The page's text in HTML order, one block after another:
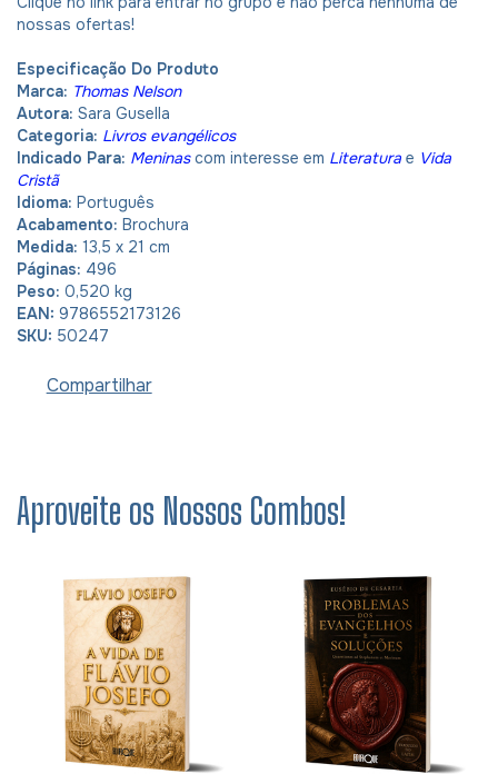
nossas ofertas!
Especificação Do Produto
Marca: Thomas Nelson
Autora: Sara Gusella
Categoria: Livros evangélicos
Indicado Para: Meninascom interesse em Literatura e Vida
Cristã
Idioma: Português
Acabamento: Brochura
Medida: 13,5 x 21 cm
Páginas: 496
Peso: 0,520 kg
EAN: 9786552173126
SKU: 50247
Compartilhar
Aproveite os Nossos Combos!